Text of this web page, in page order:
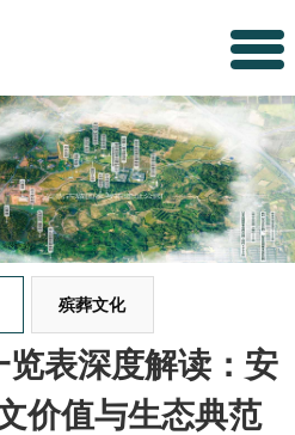
殡葬文化
表深度解读：安
价值与生态典范